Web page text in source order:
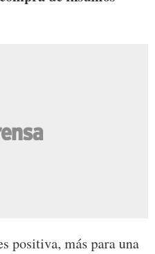
positiva, más para una